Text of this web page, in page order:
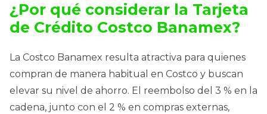
¿Por qué considerar la Tarjeta
de Crédito Costco Banamex?
La Costco Banamex resulta atractiva para quienes
compran de manera habitual en Costco y buscan
elevar su nivel de ahorro. El reembolso del 3 % en la
cadena, junto con el 2 % en compras externas,